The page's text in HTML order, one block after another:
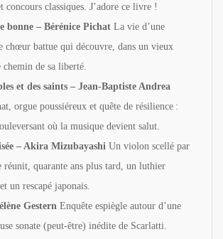
concours classiques. J’adore ce livre !
bonne – Bérénice Pichat La vie d’une
chœur battue qui découvre, dans un vieux
de sa liberté.
et des saints – Jean-Baptiste Andrea
orgue poussiéreux et quête de résilience :
où la musique devient salut.
– Akira Mizubayashi Un violon scellé par
réunit, quarante ans plus tard, un luthier
un rescapé japonais.
Gestern Enquête espiègle autour d’une
sonate (peut-être) inédite de Scarlatti.